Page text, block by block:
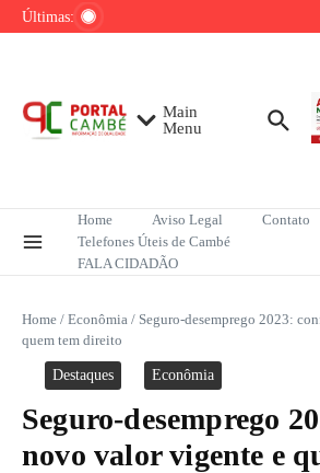
Ir para o conteúdo
Últimas:
Mega-Sena sorteia R$ 165
sobre redução do
Main
Menu
Home Aviso Legal
Contato
Telefones Úteis de Cambé
FALA CIDADÃO
Home / Econômia / Seguro-desemprego 2023:
quem tem direito
Destaques Econômia
Seguro-desemprego
novo valor vigente e